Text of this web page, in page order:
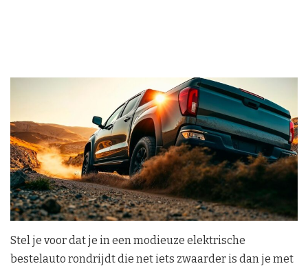
Stel je voor dat je in een modieuze elektrische
bestelauto rondrijdt die net iets zwaarder is dan je met